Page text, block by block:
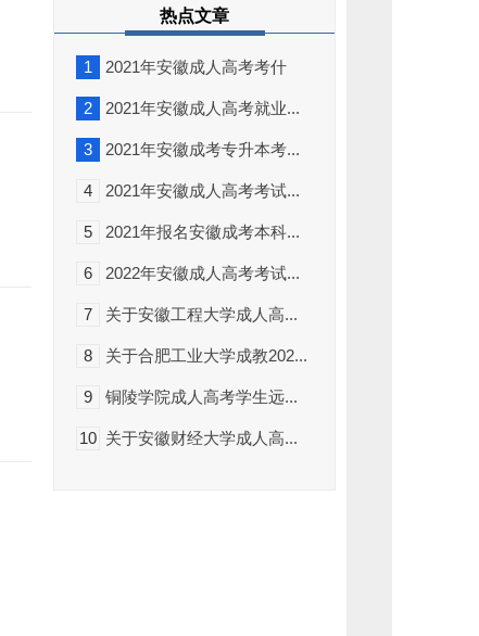
热点文章
1
2021年安徽成人高考考什
2
2021年安徽成人高考就业...
3 2021年安徽成考专升本考...
4 2021年安徽成人高考考试...
5 2021年报名安徽成考本科...
6 2022年安徽成人高考考试...
7 关于安徽工程大学成人高...
8 关于合肥工业大学成教202...
9 铜陵学院成人高考学生远...
10 关于安徽财经大学成人高...